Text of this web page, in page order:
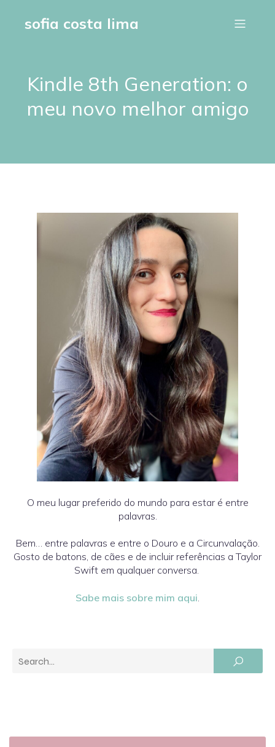
sofia costa lima
Kindle 8th Generation: o
meu novo melhor amigo
O meu lugar preferido do mundo para estar é entre
palavras.
Bem… entre palavras e entre o Douro e a Circunvalação.
Gosto de batons, de cães e de incluir referências a Taylor
Swift em qualquer conversa.
Sabe mais sobre mim aqui.